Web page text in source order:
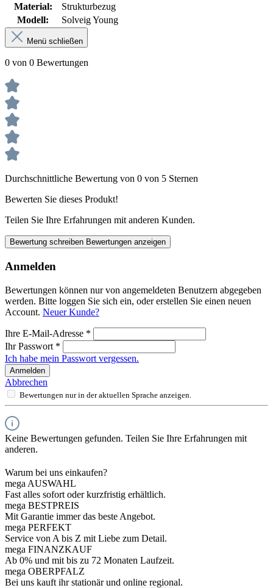
Material:
Strukturbezug
Modell:
Solveig Young
Menü schließen
0 von 0 Bewertungen
Durchschnittliche Bewertung von 0 von 5 Sternen
Bewerten Sie dieses Produkt!
Teilen Sie Ihre Erfahrungen mit anderen Kunden.
Bewertung schreiben Bewertungen anzeigen
Anmelden
Bewertungen können nur von angemeldeten Benutzern abgegeben
werden. Bitte loggen Sie sich ein, oder erstellen Sie einen neuen
Account. Neuer Kunde?
Ihre E-Mail-Adresse *
Ihr Passwort *
Ich habe mein Passwort vergessen.
Anmelden
Abbrechen
Bewertungen nur in der aktuellen Sprache anzeigen.
Keine Bewertungen gefunden. Teilen Sie Ihre Erfahrungen mit
anderen.
Warum bei uns einkaufen?
mega AUSWAHL
Fast alles sofort oder kurzfristig erhältlich.
mega BESTPREIS
Mit Garantie immer das beste Angebot.
mega PERFEKT
Service von A bis Z mit Liebe zum Detail.
mega FINANZKAUF
Ab 0% und mit bis zu 72 Monaten Laufzeit.
mega OBERPFALZ
Bei uns kauft ihr stationär und online regional.